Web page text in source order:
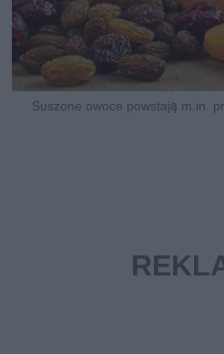
Suszone owoce powstają m.in.